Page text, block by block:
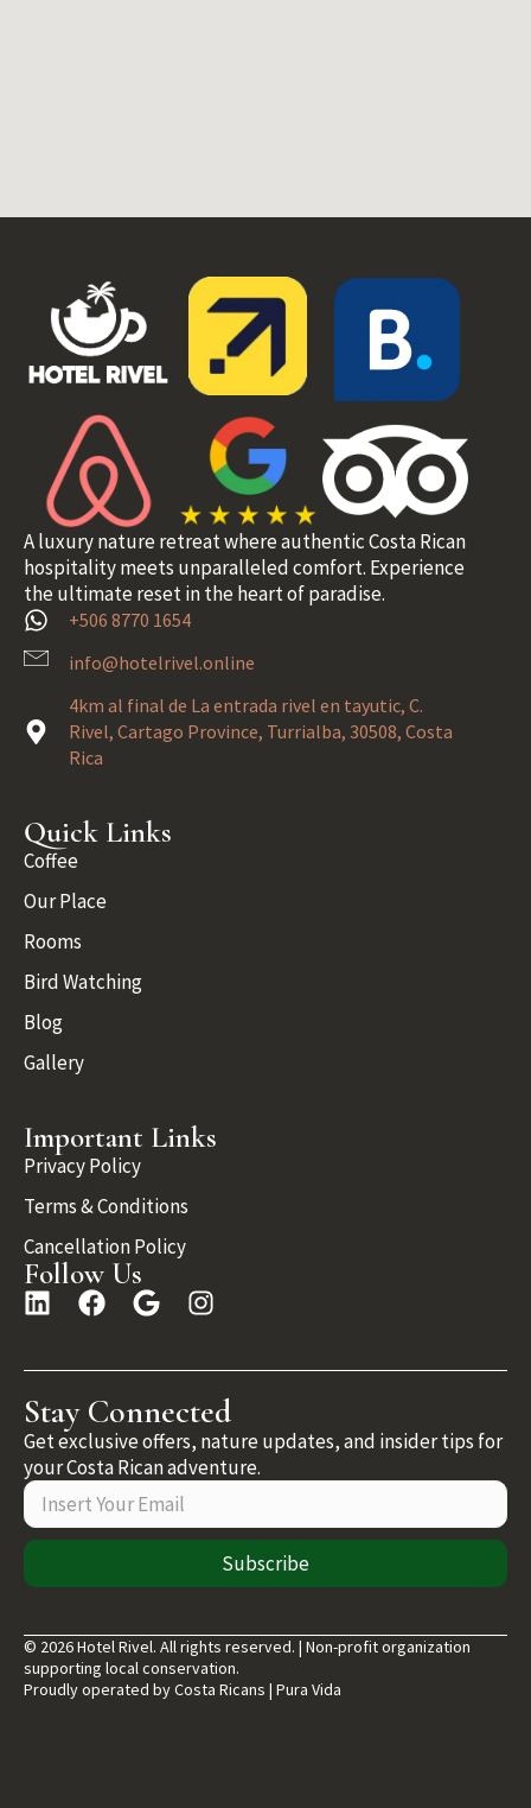
A luxury nature retreat where authentic Costa Rican
hospitality meets unparalleled comfort. Experience
the ultimate reset in the heart of paradise.
+506 8770 1654
info@hotelrivel.online
4km al final de La entrada rivel en tayutic, C.
Rivel, Cartago Province, Turrialba, 30508, Costa
Rica
Quick Links
Coffee
Our Place
Rooms
Bird Watching
Blog
Gallery
Important Links
Privacy Policy
Terms & Conditions
Cancellation Policy
Follow Us
Stay Connected
Get exclusive offers, nature updates, and insider tips for
your Costa Rican adventure.
Subscribe
© 2026 Hotel Rivel. All rights reserved. | Non-profit organization
supporting local conservation.
Proudly operated by Costa Ricans | Pura Vida